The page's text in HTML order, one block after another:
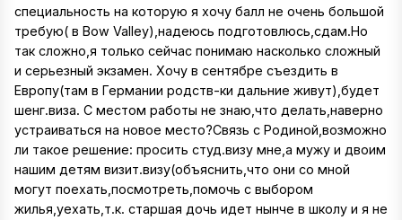
специальность на которую я хочу балл не очень большой
требую( в Bow Valley),надеюсь подготовлюсь,сдам.Но
так сложно,я только сейчас понимаю насколько сложный
и серьезный экзамен. Хочу в сентябре съездить в
Европу(там в Германии родств-ки дальние живут),будет
шенг.виза. С местом работы не знаю,что делать,наверно
устраиваться на новое место?Связь с Родиной,возможно
ли такое решение: просить студ.визу мне,а мужу и двоим
нашим детям визит.визу(объяснить,что они со мной
могут поехать,посмотреть,помочь с выбором
жилья,уехать,т.к. старшая дочь идет нынче в школу и я не